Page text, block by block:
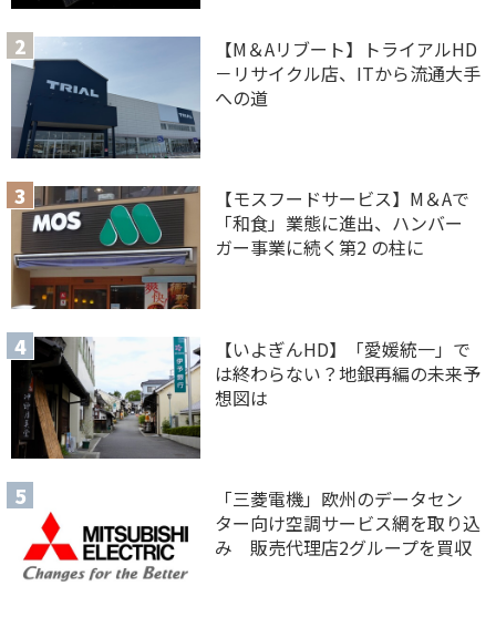
【M＆Aリブート】トライアルHD
－リサイクル店、ITから流通大手
への道
【モスフードサービス】M＆Aで
「和食」業態に進出、ハンバー
ガー事業に続く第2 の柱に
【いよぎんHD】「愛媛統一」で
は終わらない？地銀再編の未来予
想図は
「三菱電機」欧州のデータセン
ター向け空調サービス網を取り込
み 販売代理店2グループを買収